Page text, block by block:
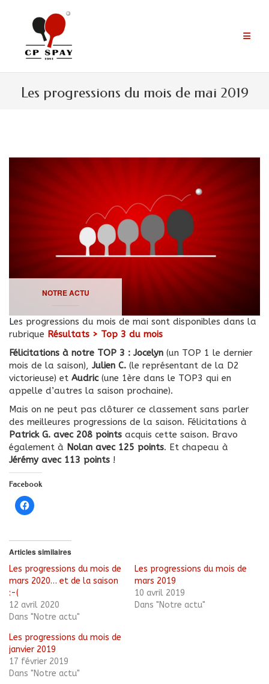
contenu
Les progressions du mois de mai 2019
NOTRE ACTU
Les progressions du mois de mai sont disponibles dans la
rubrique Résultats > Top 3 du mois
Félicitations à notre TOP 3 : Jocelyn (un TOP 1 le dernier
mois de la saison), Julien C. (le représentant de la D2
victorieuse) et Audric (une 1ère dans le TOP3 qui en
appelle d’autres la saison prochaine).
Mais on ne peut pas clôturer ce classement sans parler
des meilleures progressions de la saison. Félicitations à
Patrick G. avec 208 points acquis cette saison. Bravo
également à Nolan avec 125 points. Et chapeau à
Jérémy avec 113 points !
Facebook
Cliquez
pour
dans
une
nouvelle
fenêtre)
Articles similaires
Les progressions du mois de
mars 2020… et de la saison
:-(
12 avril 2020
Dans "Notre actu"
Les progressions du mois de
mars 2019
10 avril 2019
Dans "Notre actu"
Les progressions du mois de
janvier 2019
17 février 2019
Dans "Notre actu"